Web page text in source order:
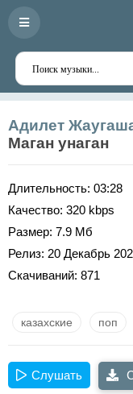
Адилет
Маган унаган
Длительность: 03:28
Качество: 320 kbps
Размер: 7.9 Мб
Релиз: 20 Декабрь
Скачиваний: 871
казахские поп
Слушать